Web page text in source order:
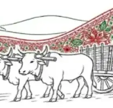
extensão
este ano com
do ensino
e o Núcleo de
o programa
e de escolas